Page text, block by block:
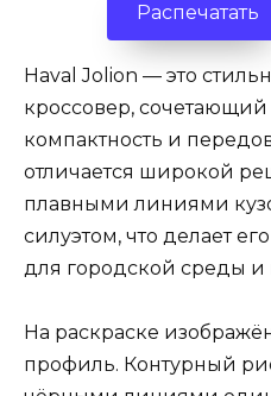
Распечатать
Haval Jolion — это
кроссовер,
компактность и
отличается широкой
плавными линиями
силуэтом, что делает
для городской среды и
На раскраске
профиль. Контурный